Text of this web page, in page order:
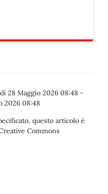
28 Maggio 2026 08:48 -
2026 08:48
questo articolo è
Commons